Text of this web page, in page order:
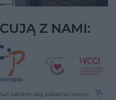
Z NAMI: